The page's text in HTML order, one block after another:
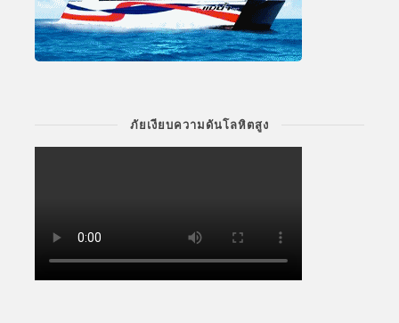
ภัยเงียบความดันโลหิตสูง